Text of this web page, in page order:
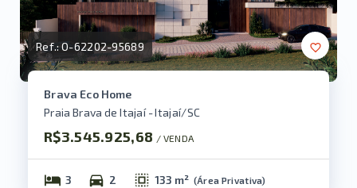
Ref.:O-62202-95689
Brava Eco Home
Praia Brava de Itajaí - Itajaí/SC
R$3.545.925,68 / VENDA
3 2 133 m² (Área Privativa)